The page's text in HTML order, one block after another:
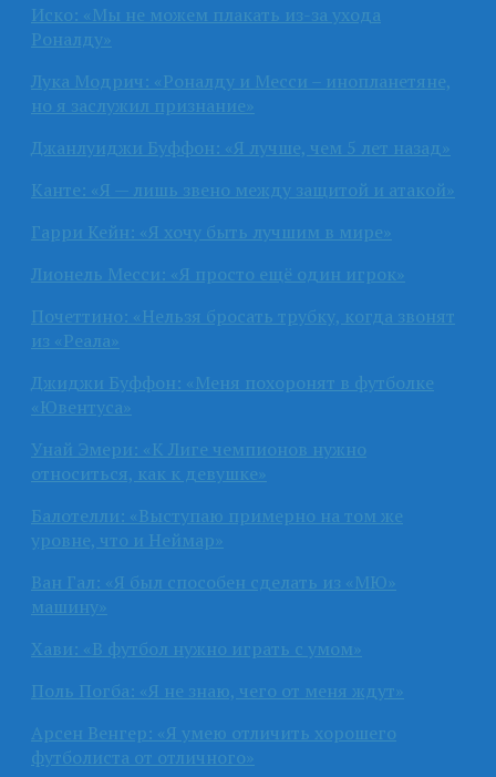
Иско: «Мы не можем плакать из-за ухода
Роналду»
Лука Модрич: «Роналду и Месси – инопланетяне,
но я заслужил признание»
Джанлуиджи Буффон: «Я лучше, чем 5 лет назад»
Канте: «Я — лишь звено между защитой и атакой»
Гарри Кейн: «Я хочу быть лучшим в мире»
Лионель Месси: «Я просто ещё один игрок»
Почеттино: «Нельзя бросать трубку, когда звонят
из «Реала»
Джиджи Буффон: «Меня похоронят в футболке
«Ювентуса»
Унай Эмери: «К Лиге чемпионов нужно
относиться, как к девушке»
Балотелли: «Выступаю примерно на том же
уровне, что и Неймар»
Ван Гал: «Я был способен сделать из «МЮ»
машину»
Хави: «В футбол нужно играть с умом»
Поль Погба: «Я не знаю, чего от меня ждут»
Арсен Венгер: «Я умею отличить хорошего
футболиста от отличного»